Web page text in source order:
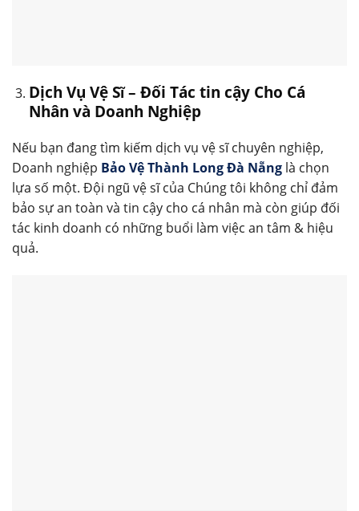
Dịch Vụ Vệ Sĩ – Đối Tác tin cậy Cho Cá
Nhân và Doanh Nghiệp
Nếu bạn đang tìm kiếm dịch vụ vệ sĩ chuyên nghiệp,
Doanh nghiệp Bảo Vệ Thành Long Đà Nẵng là chọn
lựa số một. Đội ngũ vệ sĩ của Chúng tôi không chỉ đảm
bảo sự an toàn và tin cậy cho cá nhân mà còn giúp đối
tác kinh doanh có những buổi làm việc an tâm & hiệu
quả.